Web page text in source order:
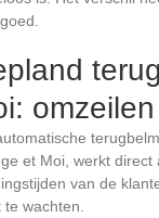
et Moi, werkt direct
van de
te wachten.